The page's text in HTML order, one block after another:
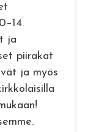
ja
piirakat
ja myös